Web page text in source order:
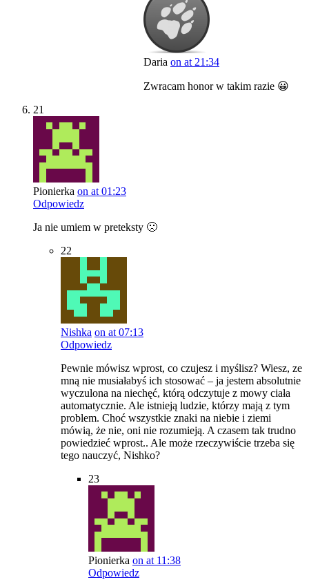
Daria on at 21:34
Zwracam honor w takim razie 😀
21
Pionierka on at 01:23
Odpowiedz
Ja nie umiem w preteksty 🙁
22
Nishka on at 07:13
Odpowiedz
Pewnie mówisz wprost, co czujesz i myślisz? Wiesz, ze
mną nie musiałabyś ich stosować – ja jestem absolutnie
wyczulona na niechęć, którą odczytuje z mowy ciała
automatycznie. Ale istnieją ludzie, którzy mają z tym
problem. Choć wszystkie znaki na niebie i ziemi
mówią, że nie, oni nie rozumieją. A czasem tak trudno
powiedzieć wprost.. Ale może rzeczywiście trzeba się
tego nauczyć, Nishko?
23
Pionierka on at 11:38
Odpowiedz